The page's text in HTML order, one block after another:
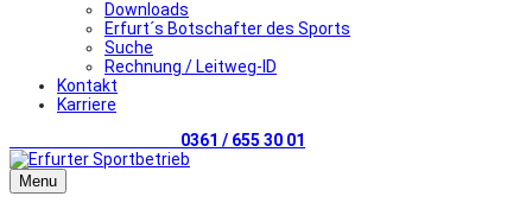
Downloads
Erfurt´s Botschafter des Sports
Suche
Rechnung / Leitweg-ID
Kontakt
Karriere
0361 / 655 30 01
Menu